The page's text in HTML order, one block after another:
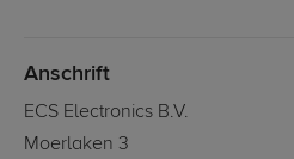
Anschrift
ECS Electronics B.V.
Moerlaken 3